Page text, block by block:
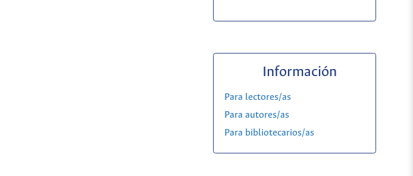
Información
Para lectores/as
Para autores/as
Para bibliotecarios/as